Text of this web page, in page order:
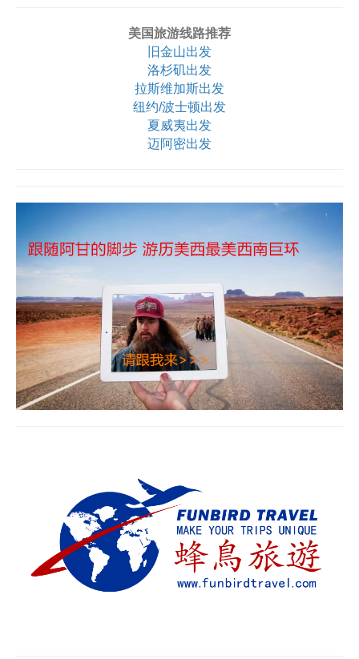
美国旅游线路推荐
旧金山出发
洛杉矶出发
拉斯维加斯出发
纽约/波士顿出发
夏威夷出发
迈阿密出发